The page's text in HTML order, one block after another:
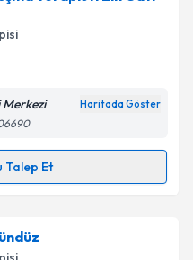
Size bu uzmandan
hazırlandığında e-
ilişkin
Merkezi Haritada Göster
Talep Et
Elif Satı Çalış
Size bu